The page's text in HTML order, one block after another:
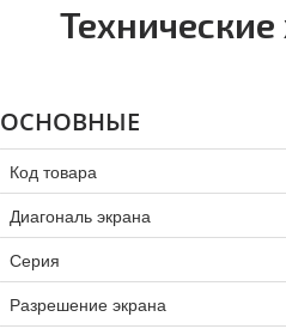
ОСНОВНЫЕ
Код товара
Диагональ экрана
Серия
Разрешение экрана